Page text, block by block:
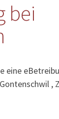
bei
eine
,